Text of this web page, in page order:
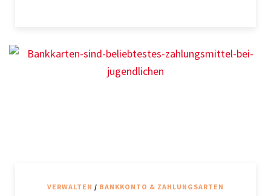
VERWALTEN / BANKKONTO & ZAHLUNGSARTEN